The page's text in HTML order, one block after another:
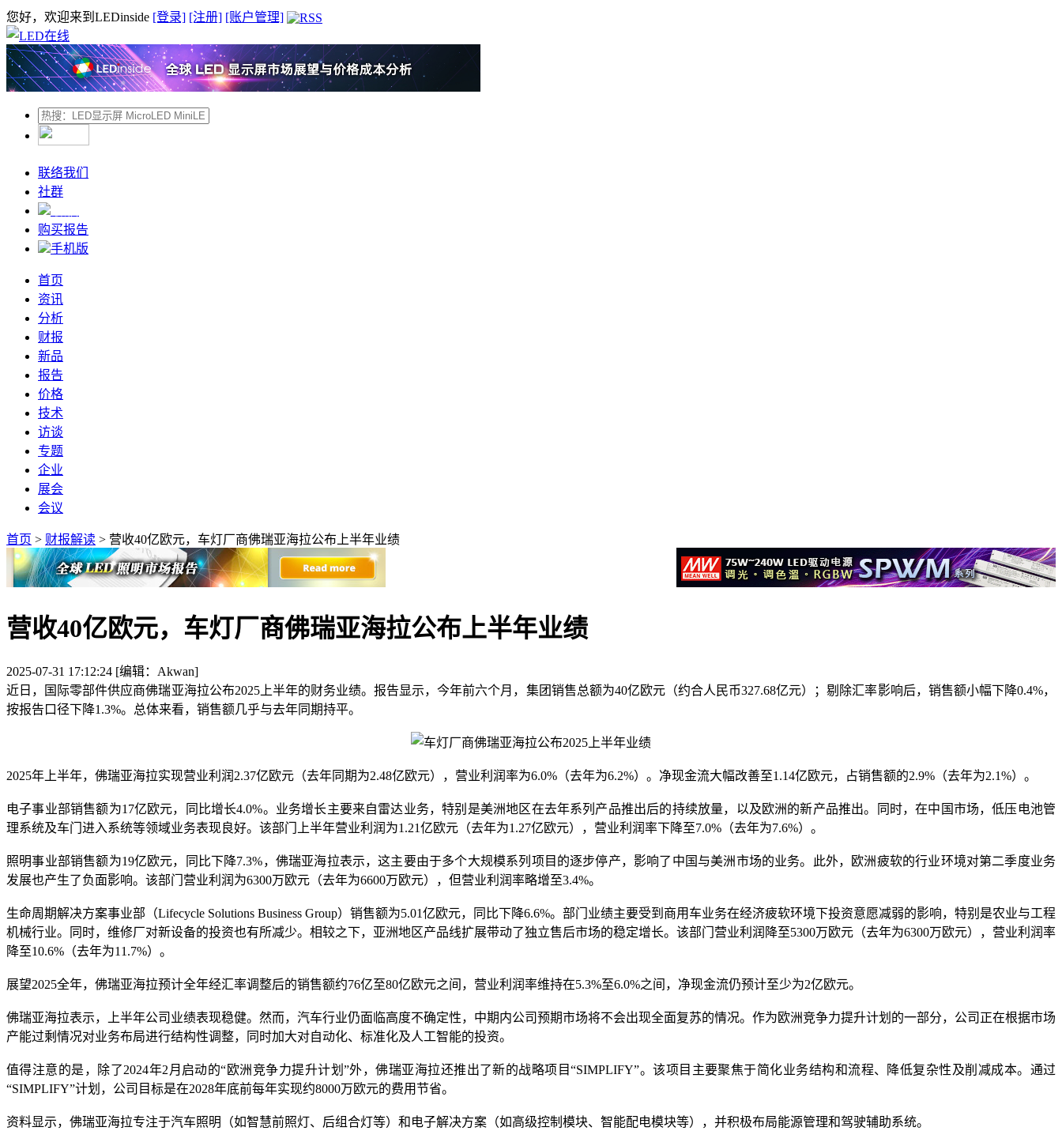
您好，欢迎来到LEDinside [登录] [注册] [账户管理]
联络我们
社群
购买报告
手机版
首页
资讯
分析
财报
新品
报告
价格
技术
访谈
专题
企业
展会
会议
首页 > 财报解读 > 营收40亿欧元，车灯厂商佛瑞亚海拉公布上半年业绩
营收40亿欧元，车灯厂商佛瑞亚海拉公布上半年业绩
2025-07-31 17:12:24 [编辑：Akwan]
近日，国际零部件供应商佛瑞亚海拉公布2025上半年的财务业绩。报告显示，今年前六个月，集团销售总额为40亿欧元（约合人民币327.68亿元）；剔除汇率影响后，销售额小幅下降0.4%，
按报告口径下降1.3%。总体来看，销售额几乎与去年同期持平。
2025年上半年，佛瑞亚海拉实现营业利润2.37亿欧元（去年同期为2.48亿欧元），营业利润率为6.0%（去年为6.2%）。净现金流大幅改善至1.14亿欧元，占销售额的2.9%（去年为2.1%）。
电子事业部销售额为17亿欧元，同比增长4.0%。业务增长主要来自雷达业务，特别是美洲地区在去年系列产品推出后的持续放量，以及欧洲的新产品推出。同时，在中国市场，低压电池管
理系统及车门进入系统等领域业务表现良好。该部门上半年营业利润为1.21亿欧元（去年为1.27亿欧元），营业利润率下降至7.0%（去年为7.6%）。
照明事业部销售额为19亿欧元，同比下降7.3%，佛瑞亚海拉表示，这主要由于多个大规模系列项目的逐步停产，影响了中国与美洲市场的业务。此外，欧洲疲软的行业环境对第二季度业务
发展也产生了负面影响。该部门营业利润为6300万欧元（去年为6600万欧元），但营业利润率略增至3.4%。
生命周期解决方案事业部（Lifecycle Solutions Business Group）销售额为5.01亿欧元，同比下降6.6%。部门业绩主要受到商用车业务在经济疲软环境下投资意愿减弱的影响，特别是农业与工程
机械行业。同时，维修厂对新设备的投资也有所减少。相较之下，亚洲地区产品线扩展带动了独立售后市场的稳定增长。该部门营业利润降至5300万欧元（去年为6300万欧元），营业利润率
降至10.6%（去年为11.7%）。
展望2025全年，佛瑞亚海拉预计全年经汇率调整后的销售额约76亿至80亿欧元之间，营业利润率维持在5.3%至6.0%之间，净现金流仍预计至少为2亿欧元。
佛瑞亚海拉表示，上半年公司业绩表现稳健。然而，汽车行业仍面临高度不确定性，中期内公司预期市场将不会出现全面复苏的情况。作为欧洲竞争力提升计划的一部分，公司正在根据市场
产能过剩情况对业务布局进行结构性调整，同时加大对自动化、标准化及人工智能的投资。
值得注意的是，除了2024年2月启动的“欧洲竞争力提升计划”外，佛瑞亚海拉还推出了新的战略项目“SIMPLIFY”。该项目主要聚焦于简化业务结构和流程、降低复杂性及削减成本。通过
“SIMPLIFY”计划，公司目标是在2028年底前每年实现约8000万欧元的费用节省。
资料显示，佛瑞亚海拉专注于汽车照明（如智慧前照灯、后组合灯等）和电子解决方案（如高级控制模块、智能配电模块等），并积极布局能源管理和驾驶辅助系统。